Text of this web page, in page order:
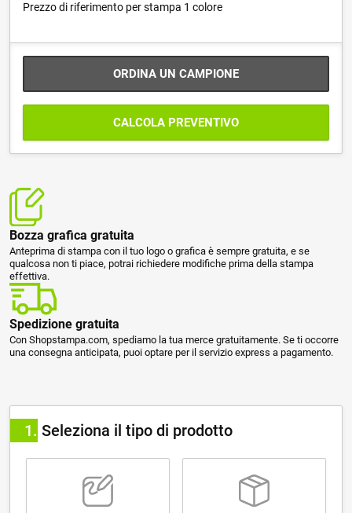
Prezzo di riferimento per stampa 1 colore
ORDINA UN CAMPIONE
CALCOLA PREVENTIVO
Bozza grafica gratuita
Anteprima di stampa con il tuo logo o grafica è sempre gratuita, e se
qualcosa non ti piace, potrai richiedere modifiche prima della stampa
effettiva.
Spedizione gratuita
Con Shopstampa.com, spediamo la tua merce gratuitamente. Se ti occorre
una consegna anticipata, puoi optare per il servizio express a pagamento.
1 Seleziona il tipo di prodotto